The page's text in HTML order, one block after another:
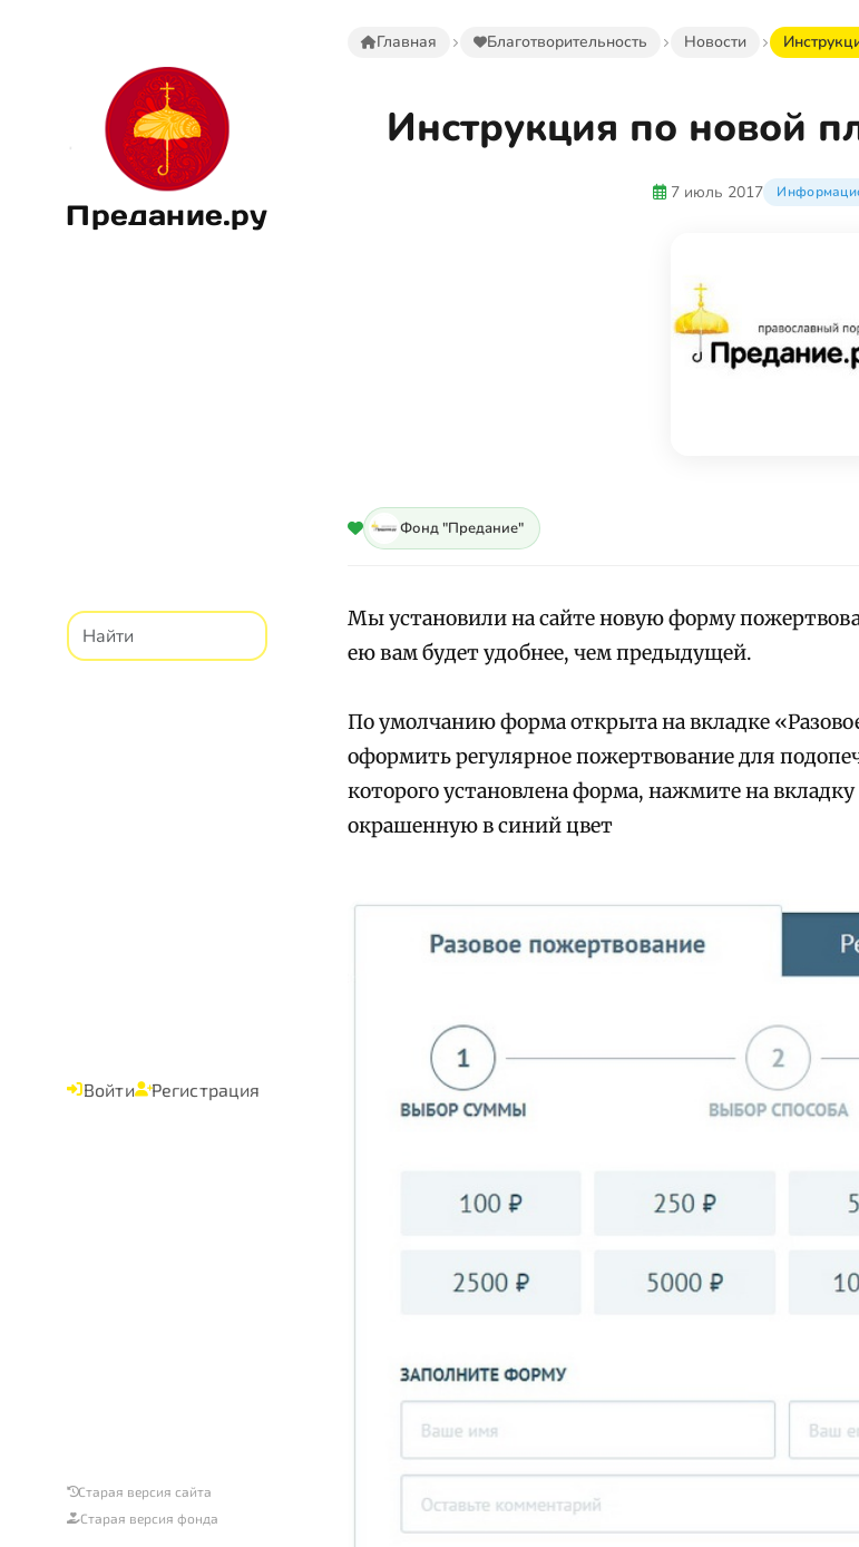
Предание.ру
Войти Регистрация
Старая версия сайта
Старая версия фонда
Главная Благотворительность Новости
Инструкция по новой
7 июль 2017
Фонд "Предание"
Мы установили на сайте новую форму
ею вам будет удобнее, чем предыдущей.
По умолчанию форма открыта на вкладке
оформить регулярное пожертвование для
которого установлена форма, нажмите на
окрашенную в синий цвет